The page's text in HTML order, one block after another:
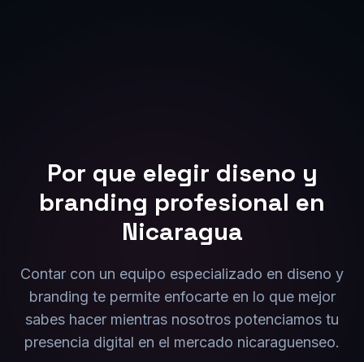
brandingprofesional en
Nicaragua
brandingte permite enfocarte en lo que mejor
sabes hacer mientras nosotros potenciamos tu
presencia digital en el mercadonicaraguenseo.